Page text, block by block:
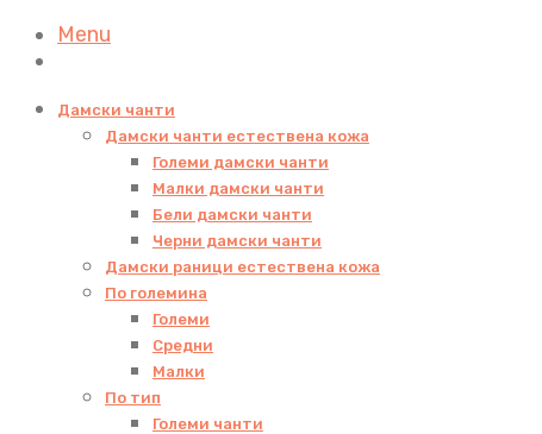
Menu
Дамски чанти
Дамски чанти естествена кожа
Големи дамски чанти
Малки дамски чанти
Бели дамски чанти
Черни дамски чанти
Дамски раници естествена кожа
По големина
Големи
Средни
Малки
По тип
Големи чанти